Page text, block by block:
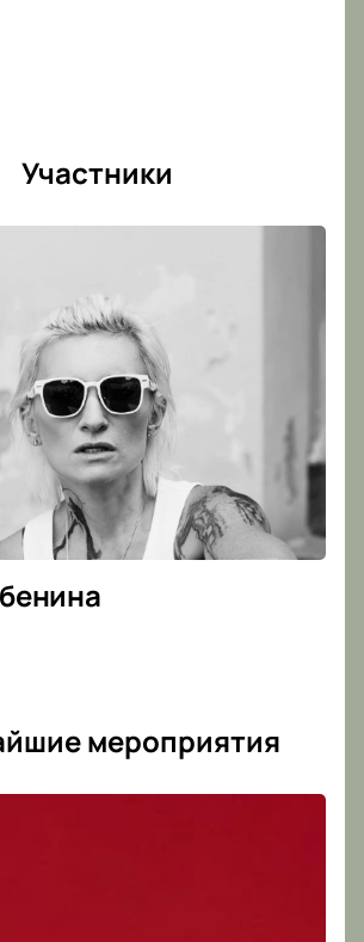
Участники
мероприятия